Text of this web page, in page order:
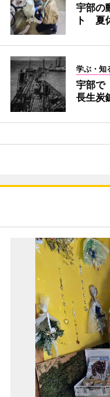
宇部の
ト 夏
学ぶ・知
宇部で
長生炭